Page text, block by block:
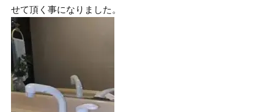
せて頂く事になりました。